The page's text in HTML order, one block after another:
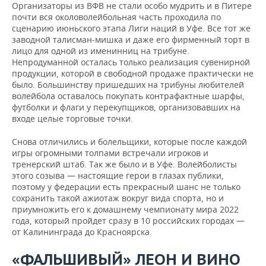
Организаторы из ВФВ не стали особо мудрить и в Питере
почти вся околоволейбольная часть проходила по
сценарию июньского этапа Лиги наций в Уфе. Все тот же
заводной талисман-мишка и даже его фирменный торт в
лицо для одной из именинниц на трибуне.
Непродуманной осталась только реализация сувенирной
продукции, которой в свободной продаже практически не
было. Большинству пришедших на трибуны любителей
волейбола оставалось покупать контрафактные шарфы,
футболки и флаги у перекупщиков, организовавших на
входе целые торговые точки.
Снова отличились и болельщики, которые после каждой
игры огромными толпами встречали игроков и
тренерский штаб. Так же было и в Уфе. Волейболисты
этого созыва — настоящие герои в глазах публики,
поэтому у федерации есть прекрасный шанс не только
сохранить такой ажиотаж вокруг вида спорта, но и
приумножить его к домашнему чемпионату мира 2022
года, который пройдет сразу в 10 российских городах —
от Калининграда до Красноярска.
«ФАЛЬШИВЫЙ» ЛЕОН И ВИНО